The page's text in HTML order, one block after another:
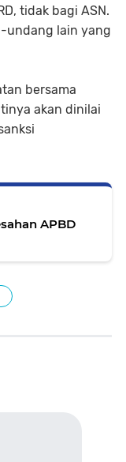
tidak bagi ASN.
undang lain yang
bersama
akan dinilai
APBD